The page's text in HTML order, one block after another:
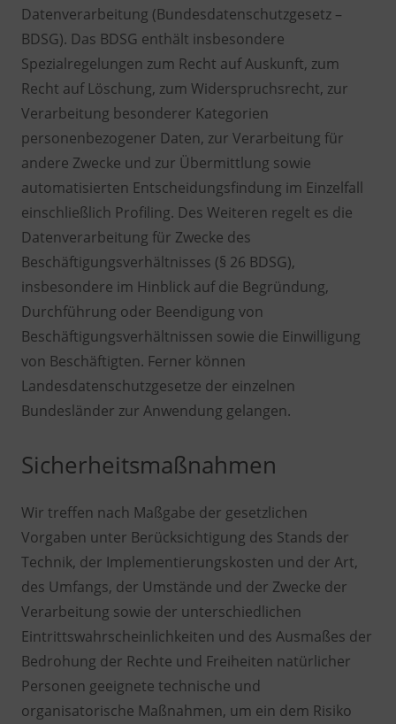
Datenverarbeitung (Bundesdatenschutzgesetz –
BDSG). Das BDSG enthält insbesondere
Spezialregelungen zum Recht auf Auskunft, zum
Recht auf Löschung, zum Widerspruchsrecht, zur
Verarbeitung besonderer Kategorien
personenbezogener Daten, zur Verarbeitung für
andere Zwecke und zur Übermittlung sowie
automatisierten Entscheidungsfindung im Einzelfall
einschließlich Profiling. Des Weiteren regelt es die
Datenverarbeitung für Zwecke des
Beschäftigungsverhältnisses (§ 26 BDSG),
insbesondere im Hinblick auf die Begründung,
Durchführung oder Beendigung von
Beschäftigungsverhältnissen sowie die Einwilligung
von Beschäftigten. Ferner können
Landesdatenschutzgesetze der einzelnen
Bundesländer zur Anwendung gelangen.
Sicherheitsmaßnahmen
Wir treffen nach Maßgabe der gesetzlichen
Vorgaben unter Berücksichtigung des Stands der
Technik, der Implementierungskosten und der Art,
des Umfangs, der Umstände und der Zwecke der
Verarbeitung sowie der unterschiedlichen
Eintrittswahrscheinlichkeiten und des Ausmaßes der
Bedrohung der Rechte und Freiheiten natürlicher
Personen geeignete technische und
organisatorische Maßnahmen, um ein dem Risiko